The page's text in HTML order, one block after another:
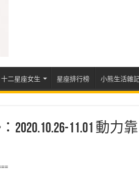
十二星座女生 星座排行榜 小熊生活雜
11.01 動力